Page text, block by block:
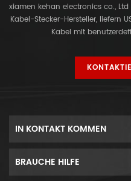
xiamen kehan electronics co.,
Kabel-Stecker-Hersteller, liefern
Kabel mit
IN KONTAKT KOMMEN
BRAUCHE HILFE